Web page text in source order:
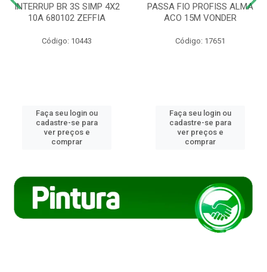
INTERRUP BR 3S SIMP 4X2
10A 680102 ZEFFIA
Código: 10443
Faça seu login ou
cadastre-se para
ver preços e
comprar
PASSA FIO PROFISS ALMA
ACO 15M VONDER
Código: 17651
Faça seu login ou
cadastre-se para
ver preços e
comprar